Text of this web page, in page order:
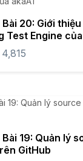
20: Giới thiệu
Test Engine
4,815
19: Quản lý
GitHub